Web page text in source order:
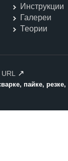
Инструкции
Галереи
Теории
↗
пайке,